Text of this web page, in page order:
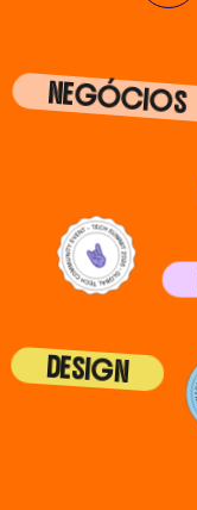
NEGÓCIOS
DESIGN